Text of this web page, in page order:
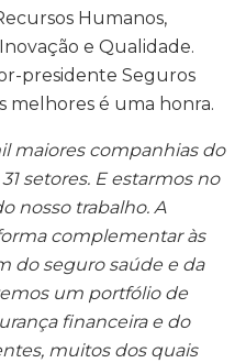
Humanos,
e Qualidade.
presidente Seguros
melhores é uma honra.
maiores companhias do
setores. E estarmos no
nosso trabalho. A
complementar às
do seguro saúde e da
um portfólio de
financeira e do
muitos dos quais